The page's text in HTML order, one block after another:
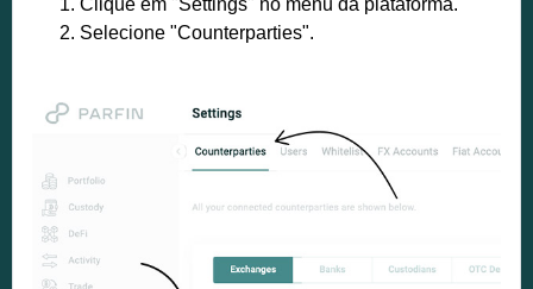
Selecione "Counterparties".